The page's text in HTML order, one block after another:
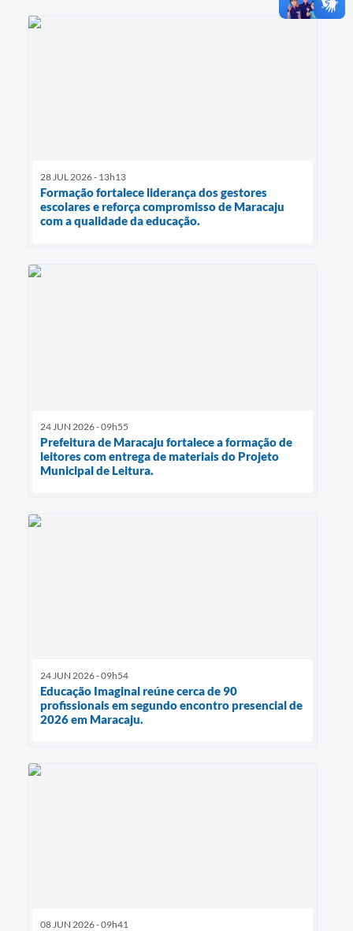
28 JUL 2026 - 13h13
Formação fortalece liderança dos gestores
escolares e reforça compromisso de Maracaju
com a qualidade da educação.
24 JUN 2026 - 09h55
Prefeitura de Maracaju fortalece a formação de
leitores com entrega de materiais do Projeto
Municipal de Leitura.
24 JUN 2026 - 09h54
Educação Imaginal reúne cerca de 90
profissionais em segundo encontro presencial de
2026 em Maracaju.
08 JUN 2026 - 09h41